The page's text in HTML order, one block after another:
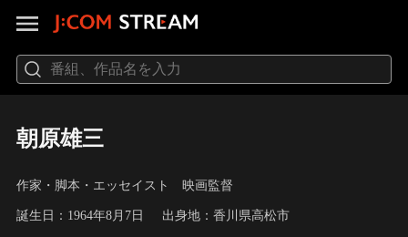
朝原雄三
作家・脚本・エッセイスト 映画監督
誕生日：1964年8月7日 出身地：香川県高松市